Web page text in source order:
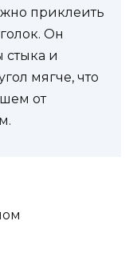
приклеить
Он
стыка и
мягче, что
от